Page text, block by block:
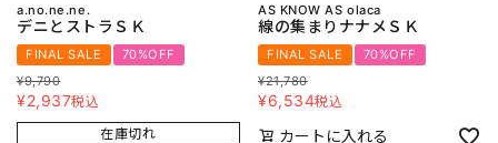
a.no.ne.ne.
デニとストラＳＫ
FINAL SALE
70%OFF
¥9,790
¥2,937税込
在庫切れ
AS KNOW AS olaca
線の集まりナナメＳＫ
FINAL SALE
70%OFF
¥21,780
¥6,534税込
カートに入れる